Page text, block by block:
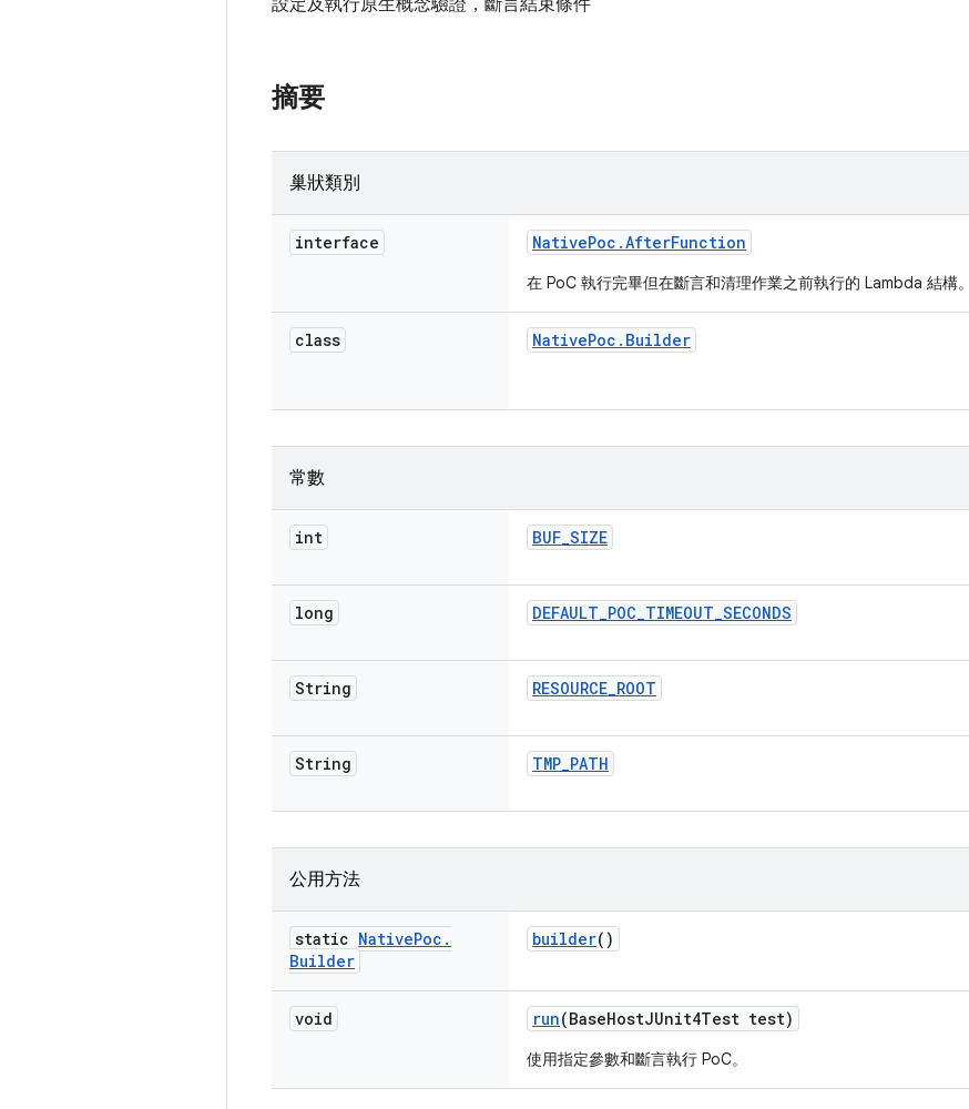
設定及執行原生概念驗證，斷言結束條件
摘要
巢狀類別
interface NativePoc .AfterFunction
在 PoC 執行完畢但在斷言和清理作業之前執行的 Lambda 結構。
class NativePoc . Builder
常數
int BUF_SIZE
long DEFAULT_POC_TIMEOUT_SECONDS
String RESOURCE_ROOT
String TMP_PATH
公用方法
static NativePoc .
Builder
builder()
void run(BaseHostJUnit4Test test)
使用指定參數和斷言執行 PoC。